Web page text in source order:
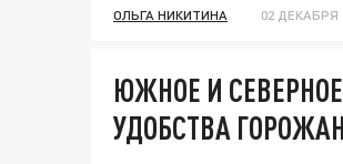
ОЛЬГА НИКИТИНА 02 ДЕКАБРЯ
ЮЖНОЕ И
УДОБСТВА ГОРОЖАН